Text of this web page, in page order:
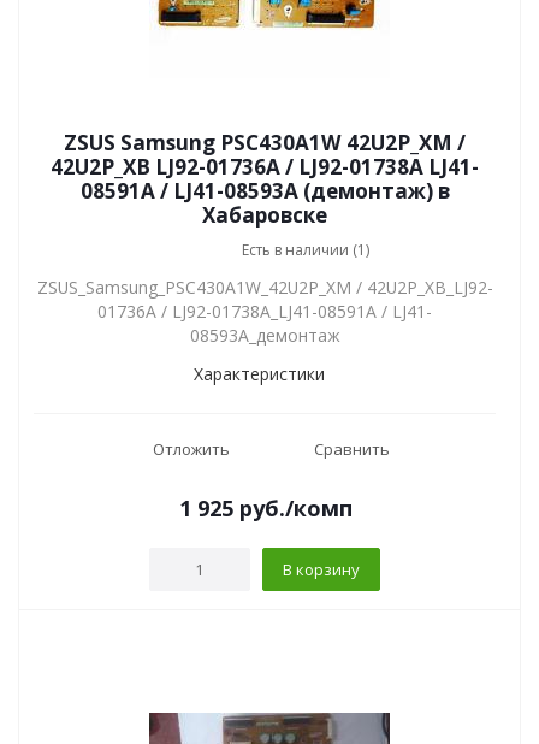
ZSUS Samsung PSC430A1W 42U2P_XM /
42U2P_XB LJ92-01736A / LJ92-01738A LJ41-
08591A / LJ41-08593A (демонтаж) в
Хабаровске
Есть в наличии (1)
ZSUS_Samsung_PSC430A1W_42U2P_XM / 42U2P_XB_LJ92-
01736A / LJ92-01738A_LJ41-08591A / LJ41-
08593A_демонтаж
Характеристики
Отложить Сравнить
1 925руб./комп
В корзину